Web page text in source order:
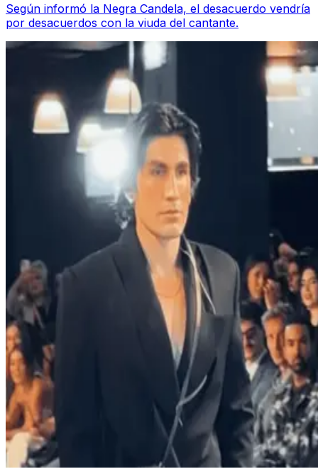
Según informó la Negra Candela, el desacuerdo vendría
por desacuerdos con la viuda del cantante.